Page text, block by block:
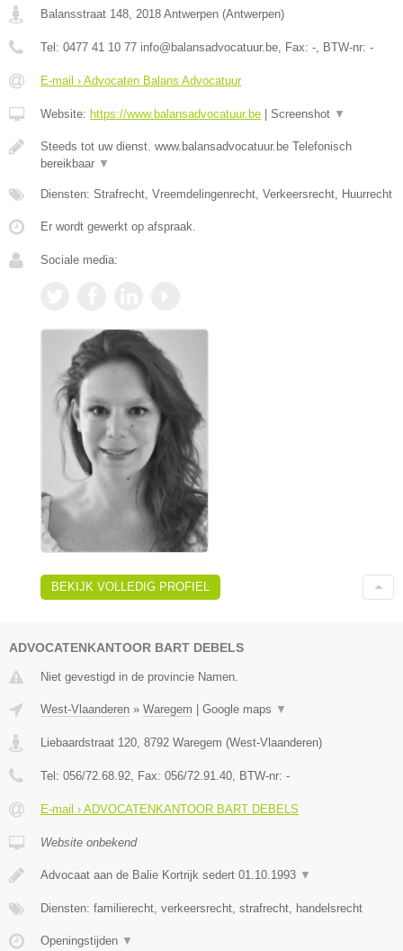
Balansstraat 148 2018 Antwerpen (Antwerpen)
Tel: 0477 41 10 77 info@balansadvocatuur.be , Fax: - , BTW-nr: -
E-mail › Advocaten Balans Advocatuur
Website: https://www.balansadvocatuur.be | Screenshot ▼
Steeds tot uw dienst. www.balansadvocatuur.be Telefonisch
bereikbaar ▼
Diensten: Strafrecht, Vreemdelingenrecht, Verkeersrecht, Huurrecht
Er wordt gewerkt op afspraak.
Sociale media:
BEKIJK VOLLEDIG PROFIEL
ADVOCATENKANTOOR BART DEBELS
Niet gevestigd in de provincie Namen.
West-Vlaanderen » Waregem Google maps ▼
Liebaardstraat 120 8792 Waregem (West-Vlaanderen)
Tel: 056/72.68.92 , Fax: 056/72.91.40 , BTW-nr: -
E-mail › ADVOCATENKANTOOR BART DEBELS
Website onbekend
Advocaat aan de Balie Kortrijk sedert 01.10.1993 ▼
Diensten: familierecht, verkeersrecht, strafrecht, handelsrecht
Openingstijden ▼